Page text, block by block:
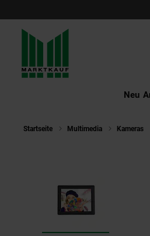
Neu
Startseite Multimedia Kameras